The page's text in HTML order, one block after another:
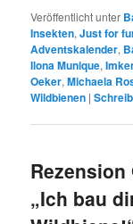
Veröffentlicht unter
Insekten,Just for
Adventskalender,
Ilona Munique,
Oeker,Michaela
Wildbienen |
Rezension
„Ich bau